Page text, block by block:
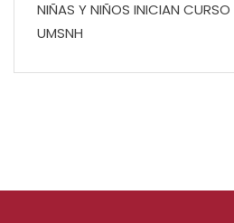
NIÑAS Y NIÑOS INICIAN CURSO
UMSNH